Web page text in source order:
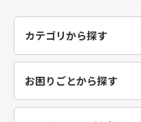
カテゴリから探す
お困りごとから探す